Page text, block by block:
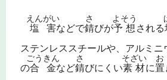
塩害
えんがい
などで錆
さ
びが予想
よそう
される
ステンレススチールや、アルミニ
の合金
ごうきん
など錆
さ
びにくい素材
そざい
に置
お